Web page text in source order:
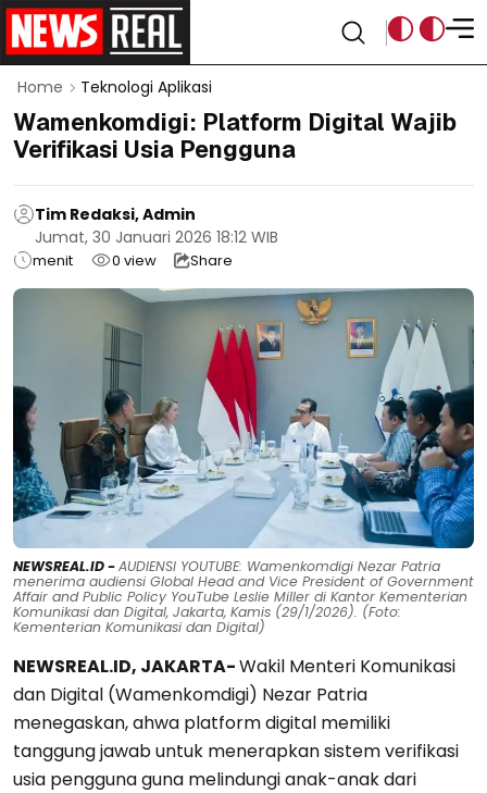
Home Teknologi Aplikasi
Wamenkomdigi: Platform Digital Wajib
Verifikasi Usia Pengguna
Tim Redaksi, Admin
Jumat, 30 Januari 2026 18:12 WIB
menit 0 view Share
NEWSREAL.ID -AUDIENSI YOUTUBE: Wamenkomdigi Nezar Patria
menerima audiensi Global Head and Vice President of Government
Affair and Public Policy YouTube Leslie Miller di Kantor Kementerian
Komunikasi dan Digital, Jakarta, Kamis (29/1/2026). (Foto:
Kementerian Komunikasi dan Digital)
NEWSREAL.ID, JAKARTA-Wakil Menteri Komunikasi
dan Digital (Wamenkomdigi) Nezar Patria
menegaskan, ahwa platform digital memiliki
tanggung jawab untuk menerapkan sistem verifikasi
usia pengguna guna melindungi anak-anak dari